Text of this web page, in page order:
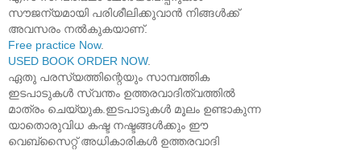
സൗജന്യമായി പരിശീലിക്കുവാൻ നിങ്ങൾക്ക്
അവസരം നൽകുകയാണ്.
Free practice Now.
USED BOOK ORDER NOW.
ഏതു പരസ്യത്തിന്റെയും സാമ്പത്തിക
ഇടപാടുകൾ സ്വന്തം ഉത്തരവാദിത്വത്തിൽ
മാത്രം ചെയ്യുക.ഇടപാടുകൾ മൂലം ഉണ്ടാകുന്ന
യാതൊരുവിധ കഷ്ട നഷ്ടങ്ങൾക്കും ഈ
വെബ്സൈറ്റ് അധികാരികൾ ഉത്തരവാദി